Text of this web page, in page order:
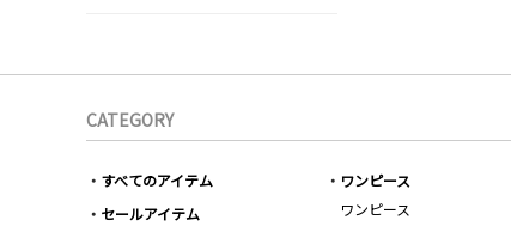
CATEGORY
すべてのアイテム
セールアイテム
ワンピース
ワンピース